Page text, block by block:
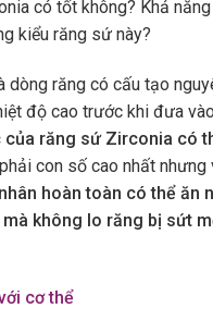
có tốt không? Khả
kiểu răng sứ này?
dòng răng có cấu tạo
độ cao trước khi đưa
của răng sứ Zirconia có
con số cao nhất nhưng
hoàn toàn có thể ăn
không lo răng bị sứt
cơ thể